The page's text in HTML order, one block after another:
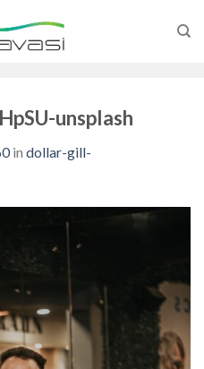
unsplash
in dollar-gill-